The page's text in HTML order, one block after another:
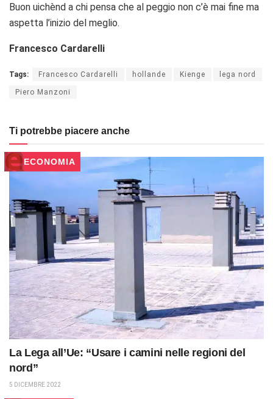
Buon uichènd a chi pensa che al peggio non c’è mai fine ma
aspetta l’inizio del meglio.
Francesco Cardarelli
Tags: Francesco Cardarelli hollande Kienge lega nord
Piero Manzoni
Ti potrebbe piacere anche
ECONOMIA
La Lega all’Ue: “Usare i camini nelle regioni del
nord”
5 DICEMBRE 2022